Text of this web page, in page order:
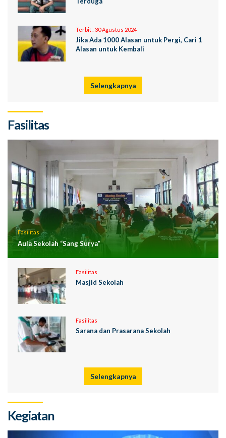
Terbit : 30 Agustus 2024
Jika Ada 1000 Alasan untuk Pergi, Cari 1
Alasan untuk Kembali
Selengkapnya
Fasilitas
Fasilitas
Aula Sekolah “Sang Surya”
Fasilitas
Masjid Sekolah
Fasilitas
Sarana dan Prasarana Sekolah
Selengkapnya
Kegiatan